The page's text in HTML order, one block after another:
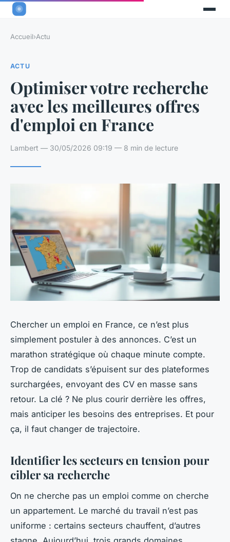
Accueil›Actu
ACTU
Optimiser votre recherche
avec les meilleures offres
d'emploi en France
Lambert — 30/05/2026 09:19 — 8 min de lecture
Chercher un emploi en France, ce n’est plus
simplement postuler à des annonces. C’est un
marathon stratégique où chaque minute compte.
Trop de candidats s’épuisent sur des plateformes
surchargées, envoyant des CV en masse sans
retour. La clé ? Ne plus courir derrière les offres,
mais anticiper les besoins des entreprises. Et pour
ça, il faut changer de trajectoire.
Identifier les secteurs en tension pour
cibler sa recherche
On ne cherche pas un emploi comme on cherche
un appartement. Le marché du travail n’est pas
uniforme : certains secteurs chauffent, d’autres